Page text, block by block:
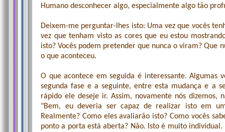
Humano desconhecer algo, especialmente algo tão
Deixem-me perguntar-lhes isto: Uma vez que vocês
vez que tenham visto as cores que eu estou
isto? Vocês podem pretender que nunca o viram? Que
o que aconteceu.
O que acontece em seguida é interessante. Algumas
segunda fase e a seguinte, entre esta mudança e a
rápido ele deseje ir. Assim, novamente nós dizemos,
"Bem, eu deveria ser capaz de realizar isto em
Realmente? Como eles avaliarão isto? Como vocês
ponto a porta está aberta? Não. Isto é muito